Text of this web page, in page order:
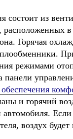
состоит из
расположенных
Горячая
режимами
панели
и горячий
автомобиля.
воздух будет